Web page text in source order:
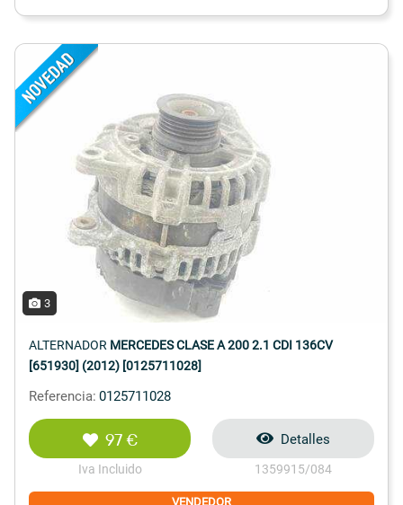
3
ALTERNADOR MERCEDES CLASE A 200 2.1 CDI 136CV
[651930] (2012) [0125711028]
Referencia: 0125711028
97 €
Iva Incluido
Detalles
1359915/084
VENDEDOR